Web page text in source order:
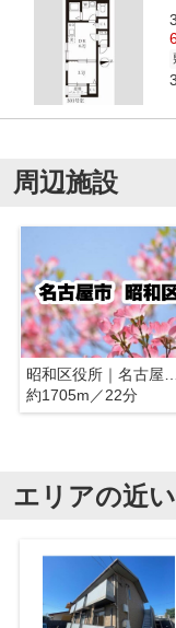
周辺施設
昭和区役所｜名古屋市昭和区
約1705m／22分
エリアの近